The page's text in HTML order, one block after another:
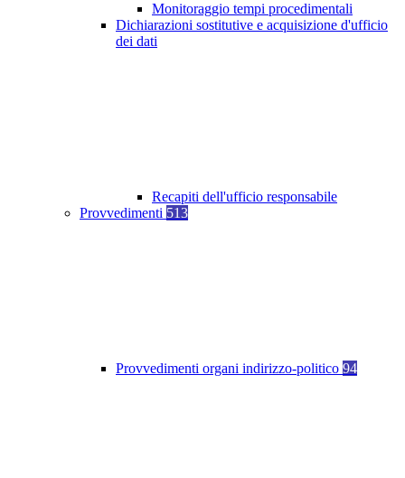
Monitoraggio tempi procedimentali
Dichiarazioni sostitutive e acquisizione d'ufficio
dei dati
Recapiti dell'ufficio responsabile
Provvedimenti 513
Provvedimenti organi indirizzo-politico 94